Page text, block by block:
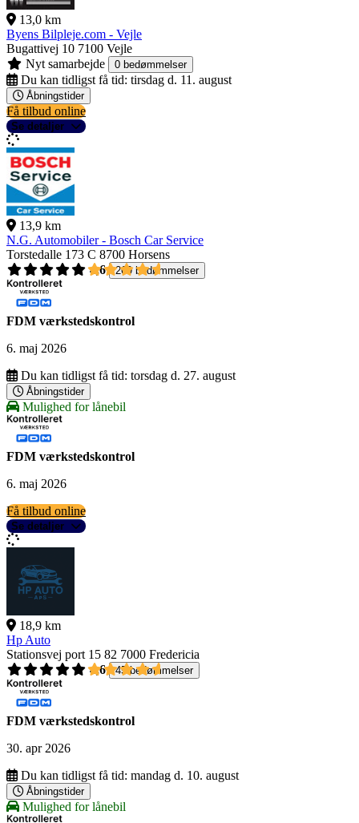
13,0 km
Byens Bilpleje.com - Vejle
Bugattivej 10 7100 Vejle
Nyt samarbejde
0 bedømmelser
Du kan tidligst få tid: tirsdag d. 11. august
Åbningstider
Få tilbud online
Se detaljer
13,9 km
N.G. Automobiler - Bosch Car Service
Torstedalle 173 C 8700 Horsens
4,6
269 bedømmelser
FDM værkstedskontrol
6. maj 2026
Du kan tidligst få tid: torsdag d. 27. august
Åbningstider
Mulighed for lånebil
FDM værkstedskontrol
6. maj 2026
Få tilbud online
Se detaljer
18,9 km
Hp Auto
Stationsvej port 15 82 7000 Fredericia
4,6
45 bedømmelser
FDM værkstedskontrol
30. apr 2026
Du kan tidligst få tid: mandag d. 10. august
Åbningstider
Mulighed for lånebil